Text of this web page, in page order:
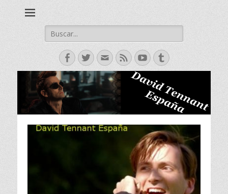
Spanish Fan Club
Buscar:
Facebook
TwitterCorreo
electrónico
Feed YouTubeTumblr